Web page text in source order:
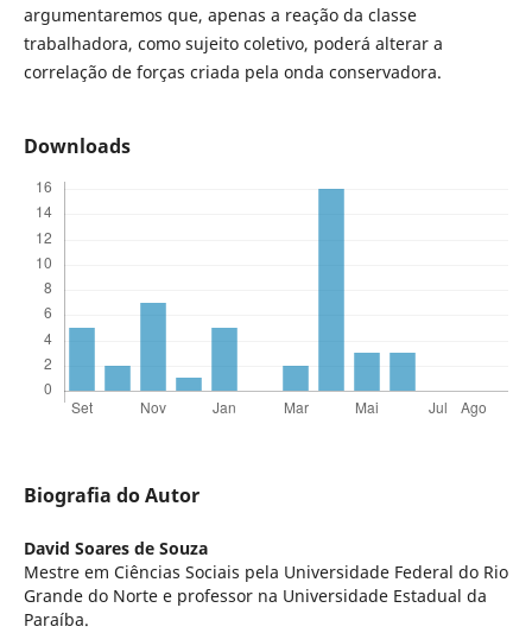
argumentaremos que, apenas a reação da classe
trabalhadora, como sujeito coletivo, poderá alterar a
correlação de forças criada pela onda conservadora.
Downloads
Biografia do Autor
David Soares de Souza
Mestre em Ciências Sociais pela Universidade Federal do Rio
Grande do Norte e professor na Universidade Estadual da
Paraíba.